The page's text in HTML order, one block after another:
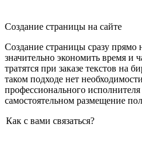
Создание страницы на сайте
Создание страницы сразу прямо
значительно экономить время и
тратятся при заказе текстов на
таком подходе нет
профессионального
самостоятельном размещение
Как с вами связаться?